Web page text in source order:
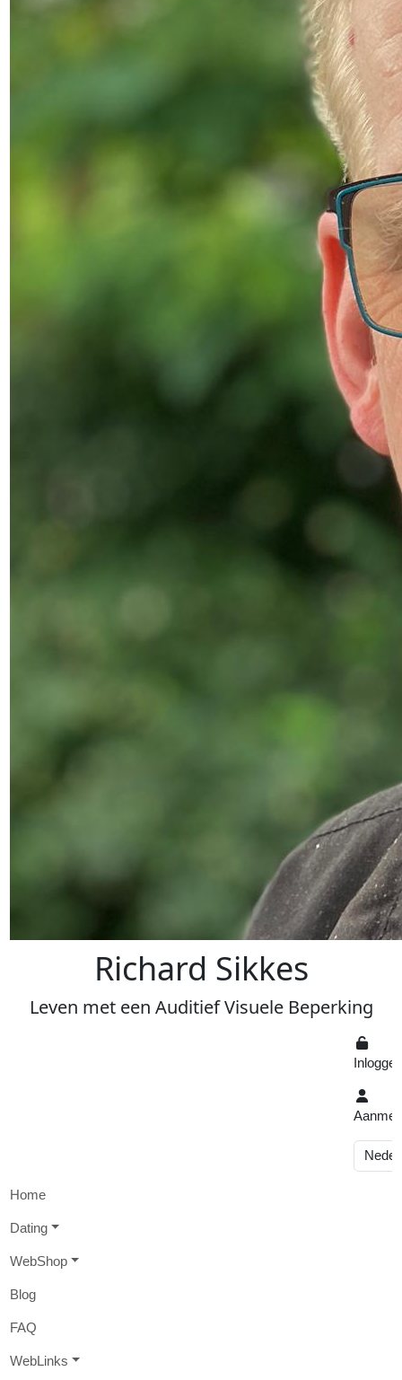
Richard Sikkes
Leven met een AuditiefVisuele Beperking
Home
Dating
WebShop
Blog
FAQ
WebL inks